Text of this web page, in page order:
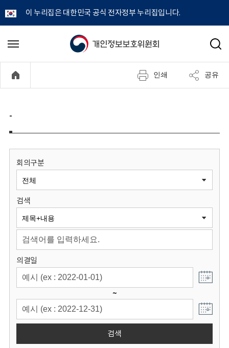
이 누리집은 대한민국 공식 전자정부 누리집입니다.
개
정
보
원
회
메
기
검
인쇄 공유
-
회의구분
검색
의결일
~
검색